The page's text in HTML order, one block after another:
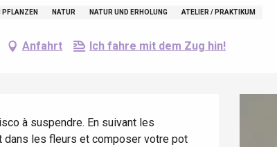
PFLANZEN NATUR NATUR UND ERHOLUNG ATELIER / PRAKTIKUM
Anfahrt Ich fahre mit dem Zug hin!
à suspendre. En suivant les
dans les fleurs et composer votre pot